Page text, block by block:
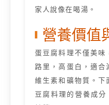
家人說像在喝湯。
營養價值
蛋豆腐料理不僅美味
路里，高蛋白，適合
維生素和礦物質。下
豆腐料理的營養成